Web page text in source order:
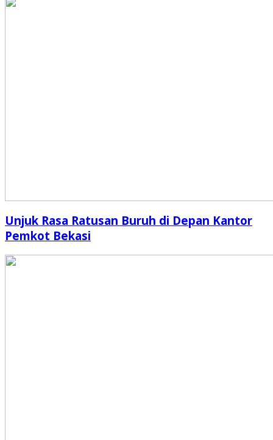
Unjuk Rasa Ratusan Buruh di Depan Kantor
Pemkot Bekasi